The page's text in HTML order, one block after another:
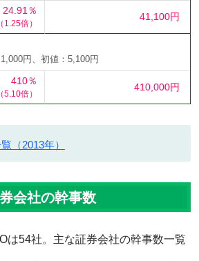
24.91％
（1.25倍）
41,100円
円、初値：5,100円
410％
（5.10倍）
410,000円
（2013年）
会社の幹事数
は54社。主な証券会社の幹事数一覧